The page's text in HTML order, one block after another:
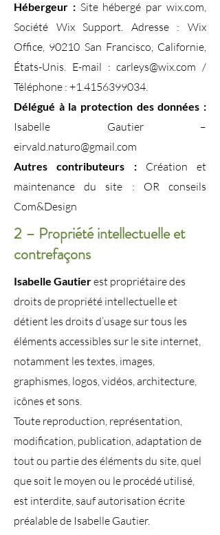
Hébergeur : Site hébergé par wix.com,
Société Wix Support. Adresse : Wix
Office, 90210 San Francisco, Californie,
États-Unis. E-mail :carleys@wix.com /
Téléphone : +1.4156399034.
Délégué à la protection des données :
Isabelle Gautier –
eirvald.naturo@gmail.com
Autres contributeurs :Création et
maintenance du site : OR conseils
Com&Design
2 – Propriété intellectuelle et
contrefaçons
Isabelle Gautierest propriétaire des
droits de propriété intellectuelle et
détient les droits d’usage sur tous les
éléments accessibles sur le site internet,
notamment les textes, images,
graphismes, logos, vidéos, architecture,
icônes et sons.
Toute reproduction, représentation,
modification, publication, adaptation de
tout ou partie des éléments du site, quel
que soit le moyen ou le procédé utilisé,
est interdite, sauf autorisation écrite
préalable de Isabelle Gautier.